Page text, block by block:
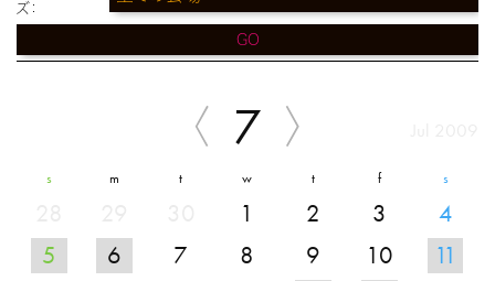
ズ：
GO
7
s m t w t f s
1 2 3
4
5
6 7 8 9 10
11